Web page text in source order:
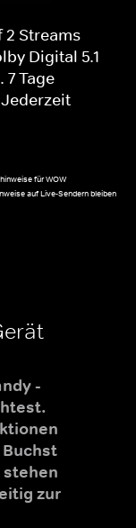
Streams
Digital 5.1
Tage
für WOW
auf Live-Sendern bleiben
-
stehen
zur